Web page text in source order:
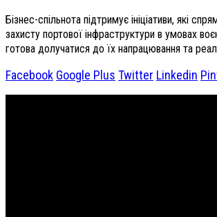
Бізнес-спільнота підтримує ініціативи, які
захисту портової інфраструктури в умовах
готова долучатися до їх напрацювання та
Facebook Google Plus Twitter Linkedin